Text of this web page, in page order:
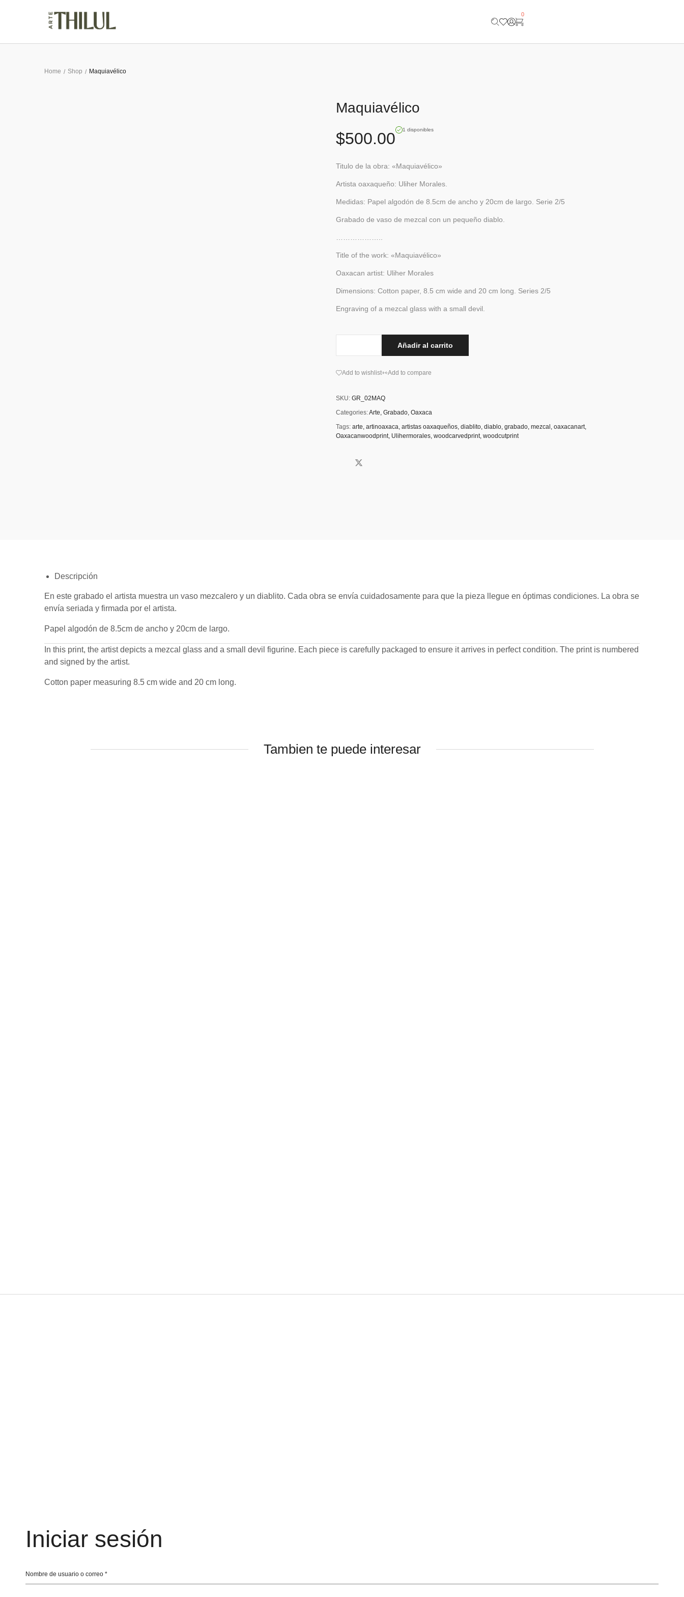
0
Home / Shop / Maquiavélico
Maquiavélico
$500.00 1 disponibles
Titulo de la obra: «Maquiavélico»
Artista oaxaqueño: Uliher Morales.
Medidas: Papel algodón de 8.5cm de ancho y 20cm de largo. Serie 2/5
Grabado de vaso de mezcal con un pequeño diablo.
Title of the work: «Maquiavélico»
Oaxacan artist: Uliher Morales
Dimensions: Cotton paper, 8.5 cm wide and 20 cm long. Series 2/5
Engraving of a mezcal glass with a small devil.
Añadir al carrito
Add to wishlist Add to compare
SKU: GR_02MAQ
Categories:Arte,Grabado,Oaxaca
Tags: arte,artinoaxaca,artistas oaxaqueños,diablito,diablo,grabado,mezcal,oaxacanart,
Oaxacanwoodprint, Ulihermorales,woodcarvedprint,woodcutprint
Descripción
En este grabado el artista muestra un vaso mezcalero y un diablito. Cada obra se envía cuidadosamente para que la pieza llegue en óptimas condiciones. La obra se
envía seriada y firmada por el artista.
Papel algodón de 8.5cm de ancho y 20cm de largo.
In this print, the artist depicts a mezcal glass and a small devil figurine. Each piece is carefully packaged to ensure it arrives in perfect condition. The print is numbered
and signed by the artist.
Cotton paper measuring 8.5 cm wide and 20 cm long.
Tambien te puede interesar
Iniciar sesión